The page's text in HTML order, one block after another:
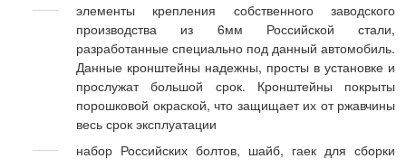
элементы крепления собственного заводского
производства из 6мм Российской стали,
разработанные специально под данный автомобиль.
Данные кронштейны надежны, просты в установке и
прослужат большой срок. Кронштейны покрыты
порошковой окраской, что защищает их от ржавчины
весь срок эксплуатации
набор Российских болтов, шайб, гаек для сборки